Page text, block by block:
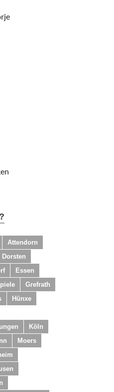
Attendorn
Dorsten
Essen
Grefrath
Hünxe
Köln
Moers